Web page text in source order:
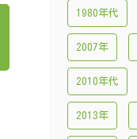
1980年代
2007年
2010年代
2013年